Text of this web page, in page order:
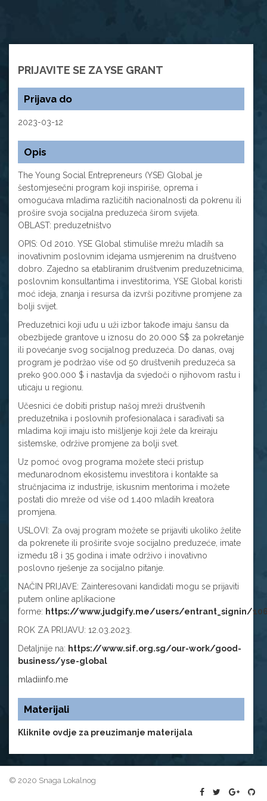
PRIJAVITE SE ZA YSE GRANT
Prijava do
2023-03-12
Opis
The Young Social Entrepreneurs (YSE) Global je
šestomjesečni program koji inspiriše, oprema i
omogućava mladima različitih nacionalnosti da pokrenu ili
prošire svoja socijalna preduzeća širom svijeta.
OBLAST: preduzetništvo
OPIS: Od 2010. YSE Global stimuliše mrežu mladih sa
inovativnim poslovnim idejama usmjerenim na društveno
dobro. Zajedno sa etabliranim društvenim preduzetnicima,
poslovnim konsultantima i investitorima, YSE Global koristi
moć ideja, znanja i resursa da izvrši pozitivne promjene za
bolji svijet.
Preduzetnici koji uđu u uži izbor takođe imaju šansu da
obezbijede grantove u iznosu do 20.000 S$ za pokretanje
ili povećanje svog socijalnog preduzeća. Do danas, ovaj
program je podržao više od 50 društvenih preduzeća sa
preko 900.000 $ i nastavlja da svjedoči o njihovom rastu i
uticaju u regionu.
Učesnici će dobiti pristup našoj mreži društvenih
preduzetnika i poslovnih profesionalaca i sarađivati sa
mladima koji imaju isto mišljenje koji žele da kreiraju
sistemske, održive promjene za bolji svet.
Uz pomoć ovog programa možete steći pristup
međunarodnom ekosistemu investitora i kontakte sa
stručnjacima iz industrije, iskusnim mentorima i možete
postati dio mreže od više od 1.400 mladih kreatora
promjena.
USLOVI: Za ovaj program možete se prijaviti ukoliko želite
da pokrenete ili proširite svoje socijalno preduzeće, imate
između 18 i 35 godina i imate održivo i inovativno
poslovno rješenje za socijalno pitanje.
NAČIN PRIJAVE: Zainteresovani kandidati mogu se prijaviti
putem online aplikacione
forme: https://www.judgify.me/users/entrant_signin/
ROK ZA PRIJAVU: 12.03.2023.
Detaljnije na: https://www.sif.org.sg/our-work/good-
business/yse-global
mladiinfo.me
Materijali
Kliknite ovdje za preuzimanje materijala
© 2020 Snaga Lokalnog